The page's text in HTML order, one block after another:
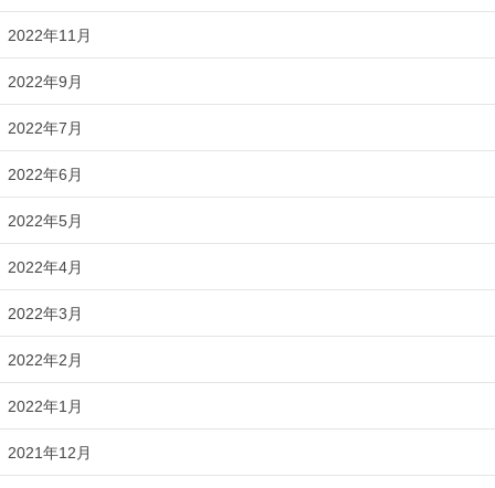
2022年11月
2022年9月
2022年7月
2022年6月
2022年5月
2022年4月
2022年3月
2022年2月
2022年1月
2021年12月